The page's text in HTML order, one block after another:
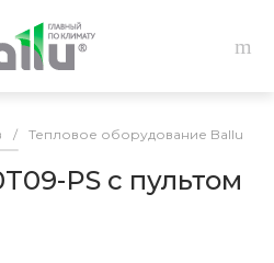
/ Тепловое оборудование Ballu
PS с пультом